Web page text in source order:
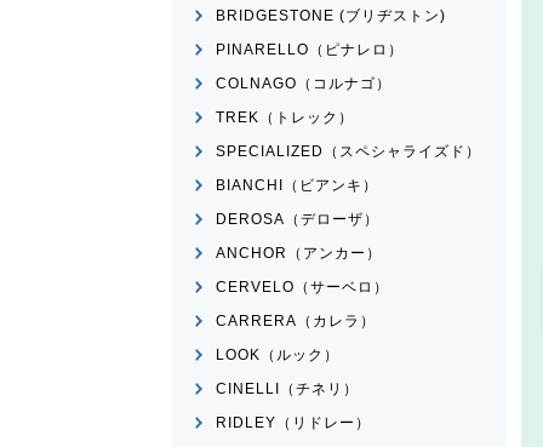
BRIDGESTONE (ブリヂストン)
PINARELLO（ピナレロ）
COLNAGO（コルナゴ）
TREK（トレック）
SPECIALIZED（スペシャライズド）
BIANCHI（ビアンキ）
DEROSA（デローザ）
ANCHOR（アンカー）
CERVELO（サーベロ）
CARRERA（カレラ）
LOOK（ルック）
CINELLI（チネリ）
RIDLEY（リドレー）